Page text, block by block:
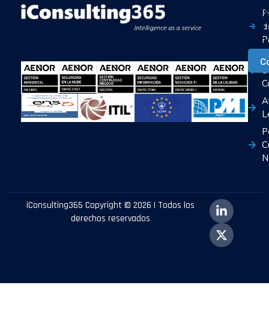
con
iConsulting365 Copyright © 2026 | Todos los
derechos reservados